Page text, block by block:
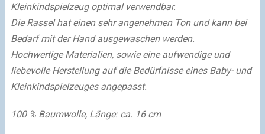
Kleinkindspielzeug optimal verwendbar.
Die Rassel hat einen sehr angenehmen Ton und kann bei
Bedarf mit der Hand ausgewaschen werden.
Hochwertige Materialien, sowie eine aufwendige und
liebevolle Herstellung auf die Bedürfnisse eines Baby- und
Kleinkindspielzeuges angepasst.
100 % Baumwolle, Länge: ca. 16 cm